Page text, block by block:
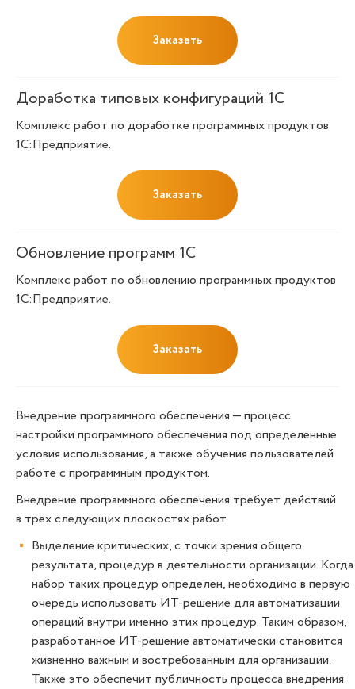
Заказать
Доработка типовых конфигураций 1С
Комплекс работ по доработке программных продуктов
1С:Предприятие.
Заказать
Обновление программ 1С
Комплекс работ по обновлению программных продуктов
1С:Предприятие.
Заказать
Внедрение программного обеспечения — процесс
настройки программного обеспечения под определённые
условия использования, а также обучения пользователей
работе с программным продуктом.
Внедрение программного обеспечения требует действий
в трёх следующих плоскостях работ.
Выделение критических, с точки зрения общего
результата, процедур в деятельности организации. Когда
набор таких процедур определен, необходимо в первую
очередь использовать ИТ-решение для автоматизации
операций внутри именно этих процедур. Таким образом,
разработанное ИТ-решение автоматически становится
жизненно важным и востребованным для организации.
Также это обеспечит публичность процесса внедрения.